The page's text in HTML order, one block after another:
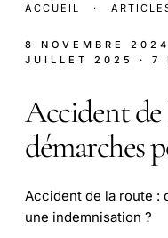
ACCUEIL ·
8 NOVEMBRE 2024
JUILLET 2025
· 7
Accident de
démarches
Accident de la route :
une indemnisation ?